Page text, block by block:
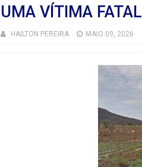
UMA VÍTIMA
HAILTON PEREIRA MAIO 09, 2026